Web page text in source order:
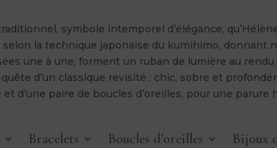
symbole intemporel d’élégance,
la technique japonaise du kumihimo, donnant
une à une, forment un ruban de lumière au
d’un classique revisité : chic, sobre et
d’une paire de boucles d’oreilles, pour une
Bracelets Boucles d’oreilles Bijoux